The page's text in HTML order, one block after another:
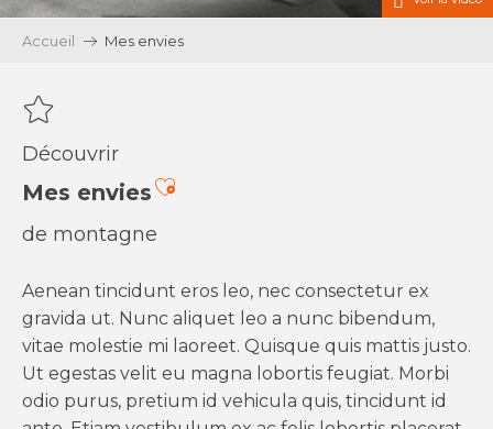
Accueil Mes envies
Découvrir
Mes enviesAjouter aux favoris
de montagne
Aenean tincidunt eros leo, nec consectetur ex
gravida ut. Nunc aliquet leo a nunc bibendum,
vitae molestie mi laoreet. Quisque quis mattis justo.
Ut egestas velit eu magna lobortis feugiat. Morbi
odio purus, pretium id vehicula quis, tincidunt id